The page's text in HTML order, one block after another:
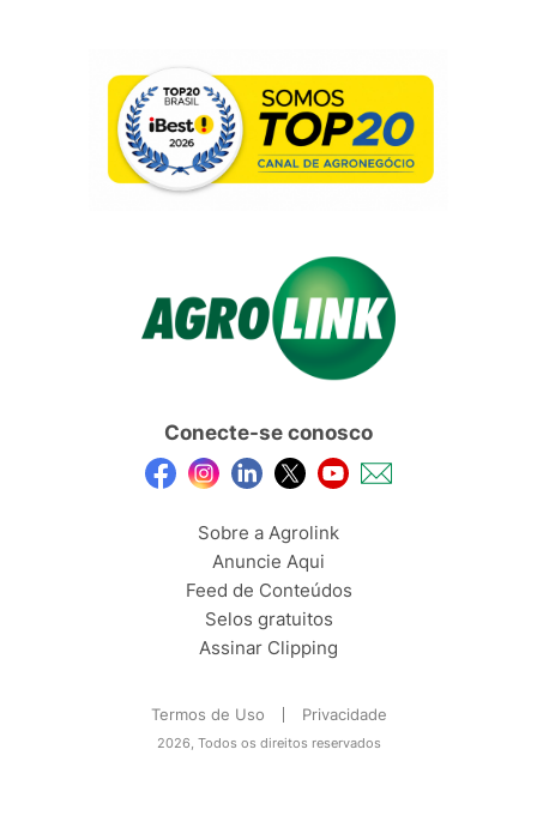
Conecte-se conosco
Sobre a Agrolink
Anuncie Aqui
Feed de Conteúdos
Selos gratuitos
Assinar Clipping
Termos de Uso Privacidade
2026, Todos os direitos reservados